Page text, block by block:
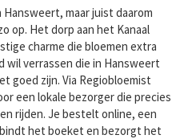
maar juist daarom
op. Het dorp aan het Kanaal
charme die bloemen extra
wil verrassen die in Hansweert
goed zijn. Via Regiobloemist
een lokale bezorger die precies
rijden. Je bestelt online, een
het boeket en bezorgt het